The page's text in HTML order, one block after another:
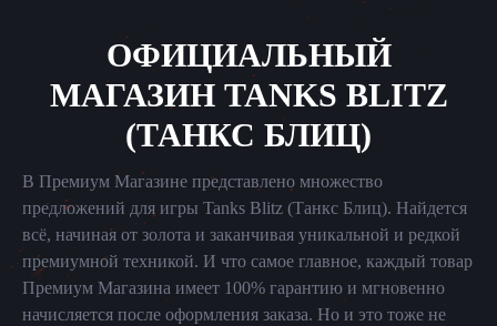
ОФИЦИАЛЬНЫЙ
МАГАЗИН TANKS BLITZ
(ТАНКС БЛИЦ)
В Премиум Магазине представлено множество
предложений для игры Tanks Blitz (Танкс Блиц). Найдется
всё, начиная от золота и заканчивая уникальной и редкой
премиумной техникой. И что самое главное, каждый товар
Премиум Магазина имеет 100% гарантию и мгновенно
начисляется после оформления заказа. Но и это тоже не